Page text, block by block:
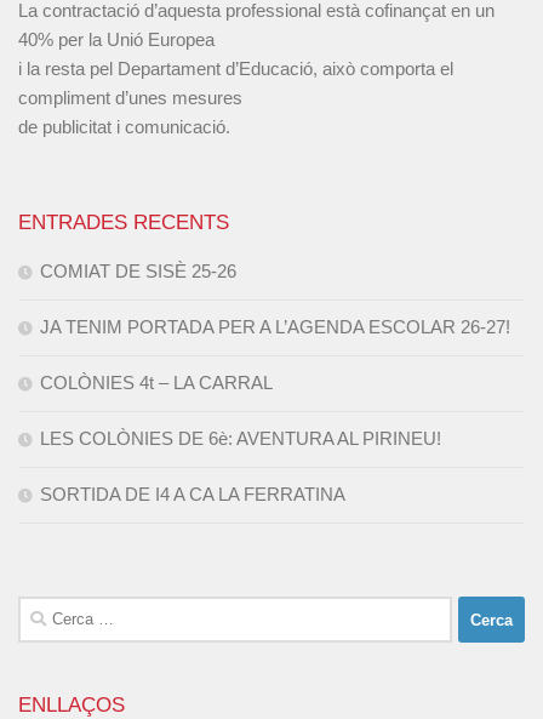
La contractació d’aquesta professional està cofinançat en un
40% per la Unió Europea
i la resta pel Departament d’Educació, això comporta el
compliment d’unes mesures
de publicitat i comunicació.
ENTRADES RECENTS
COMIAT DE SISÈ 25-26
JA TENIM PORTADA PER A L’AGENDA ESCOLAR 26-27!
COLÒNIES 4t – LA CARRAL
LES COLÒNIES DE 6è: AVENTURA AL PIRINEU!
SORTIDA DE I4 A CA LA FERRATINA
Cerca:
ENLLAÇOS